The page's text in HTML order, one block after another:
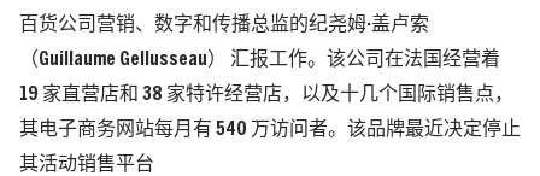
百货公司营销、数字和传播总监的纪尧姆·盖卢索
（Guillaume Gellusseau） 汇报工作。该公司在法国经营着
19 家直营店和 38 家特许经营店，以及十几个国际销售点，
其电子商务网站每月有 540 万访问者。该品牌最近决定停止
其活动销售平台